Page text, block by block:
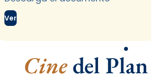
Ver
Cinedel